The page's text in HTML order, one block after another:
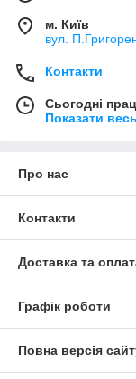
м. Київ
вул.
Контакти
Сьогодні
Показати
Про нас
Контакти
Доставка та
Графік роботи
Повна версія